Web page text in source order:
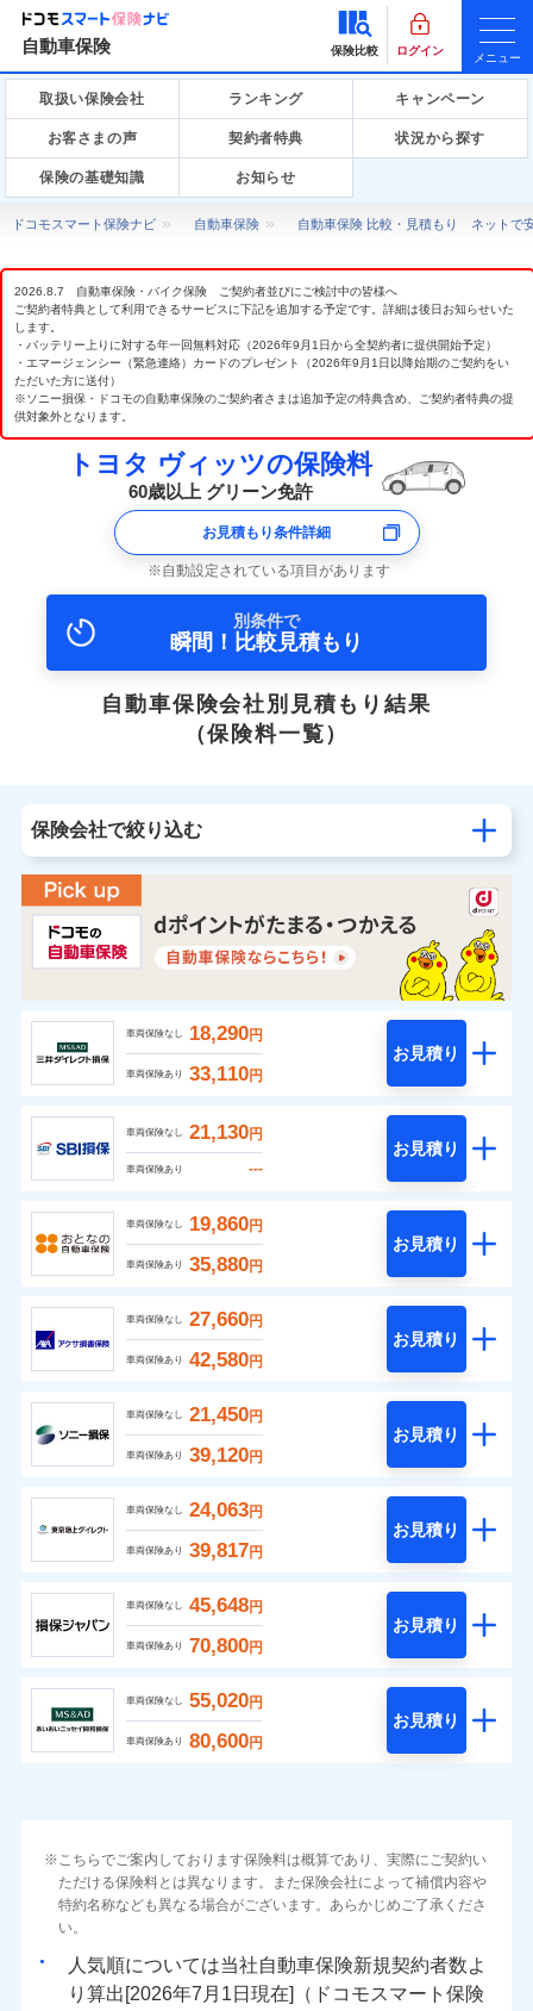
自動車保険 保険比較 ログイン
メニュー
取扱い保険会社 ランキング キャンペーン
お客さまの声 契約者特典 状況から探す
保険の基礎知識 お知らせ
ドコモスマート保険ナビ 自動車保険 自動車保険 比較・見積もり ネットで
2026.8.7 自動車保険・バイク保険 ご契約者並びにご検討中の皆様へ
ご契約者特典として利用できるサービスに下記を追加する予定です。詳細は後日お知らせいた
します。
・バッテリー上りに対する年一回無料対応（2026年9月1日から全契約者に提供開始予定）
・エマージェンシー（緊急連絡）カードのプレゼント（2026年9月1日以降始期のご契約をい
ただいた方に送付）
※ソニー損保・ドコモの自動車保険のご契約者さまは追加予定の特典含め、ご契約者特典の提
供対象外となります。
トヨタ ヴィッツの保険料
60歳以上 グリーン免許
お見積もり条件詳細
自動設定されている項目があります
別条件で
瞬間！比較見積もり
自動車保険会社別見積もり結果
（保険料一覧）
保険会社で絞り込む
車両保険なし 18,290円
車両保険あり 33,110円
お見積り
車両保険なし 21,130円
車両保険あり ---
お見積り
車両保険なし 19,860円
車両保険あり 35,880円
お見積り
車両保険なし 27,660円
車両保険あり 42,580円
お見積り
車両保険なし 21,450円
車両保険あり 39,120円
お見積り
車両保険なし 24,063円
車両保険あり 39,817円
お見積り
車両保険なし 45,648円
車両保険あり 70,800円
お見積り
車両保険なし 55,020円
車両保険あり 80,600円
お見積り
こちらでご案内しております保険料は概算であり、実際にご契約い
ただける保険料とは異なります。また保険会社によって補償内容や
特約名称なども異なる場合がございます。あらかじめご了承くださ
い。
人気順については当社
新規契約者数よ
り算出[
年 月
日現在]（ドコモスマート保険